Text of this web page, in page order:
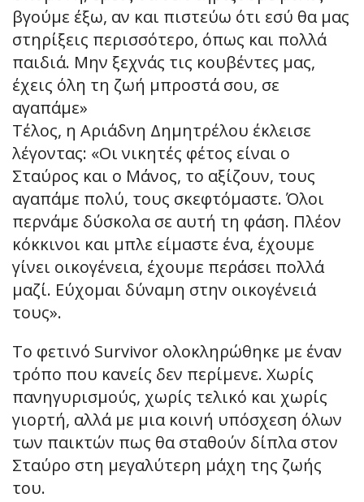
βγούμε έξω, αν και πιστεύω ότι εσύ θα μας
στηρίξεις περισσότερο, όπως και πολλά
παιδιά. Μην ξεχνάς τις κουβέντες μας,
έχεις όλη τη ζωή μπροστά σου, σε
αγαπάμε»
Τέλος, η Αριάδνη Δημητρέλου έκλεισε
λέγοντας: «Οι νικητές φέτος είναι ο
Σταύρος και ο Μάνος, το αξίζουν, τους
αγαπάμε πολύ, τους σκεφτόμαστε. Όλοι
περνάμε δύσκολα σε αυτή τη φάση. Πλέον
κόκκινοι και μπλε είμαστε ένα, έχουμε
γίνει οικογένεια, έχουμε περάσει πολλά
μαζί. Εύχομαι δύναμη στην οικογένειά
τους».
Το φετινό Survivor ολοκληρώθηκε με έναν
τρόπο που κανείς δεν περίμενε. Χωρίς
πανηγυρισμούς, χωρίς τελικό και χωρίς
γιορτή, αλλά με μια κοινή υπόσχεση όλων
των παικτών πως θα σταθούν δίπλα στον
Σταύρο στη μεγαλύτερη μάχη της ζωής
του.